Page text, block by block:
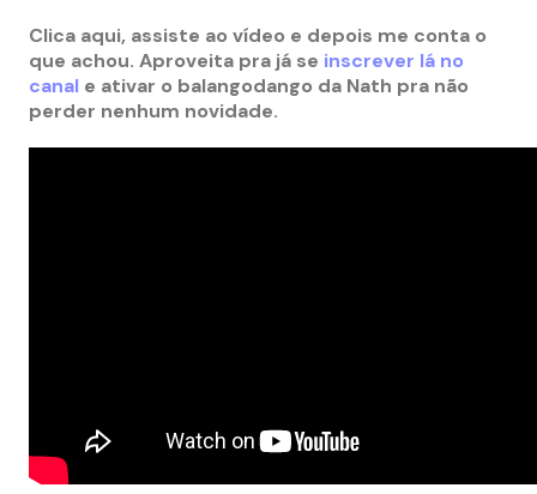
Clica aqui, assiste ao vídeo e depois me conta o
que achou. Aproveita pra já se inscrever lá no
canal e ativar o balangodango da Nath pra não
perder nenhum novidade.